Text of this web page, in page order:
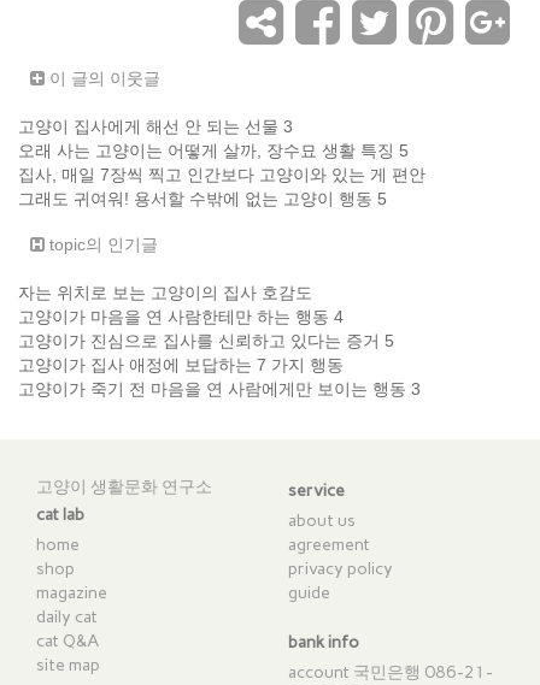
이 글의 이웃글
고양이 집사에게 해선 안 되는 선물 3
오래 사는 고양이는 어떻게 살까, 장수묘 생활 특징 5
집사, 매일 7장씩 찍고 인간보다 고양이와 있는 게 편안
그래도 귀여워! 용서할 수밖에 없는 고양이 행동 5
topic의 인기글
자는 위치로 보는 고양이의 집사 호감도
고양이가 마음을 연 사람한테만 하는 행동 4
고양이가 진심으로 집사를 신뢰하고 있다는 증거 5
고양이가 집사 애정에 보답하는 7 가지 행동
고양이가 죽기 전 마음을 연 사람에게만 보이는 행동 3
고양이 생활문화 연구소
cat lab
home
shop
magazine
daily cat
cat Q&A
site map
service
about us
agreement
privacy policy
guide
bank info
account 국민은행 086-21-